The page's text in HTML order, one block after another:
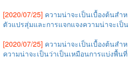
[2020/07/25] ความน่าจะเป็นเบื้องต้นส
ตัวแปรสุ่มและการแจกแจงความน่าจะเป็
[2020/07/25] ความน่าจะเป็นเบื้องต้นสำ
ความน่าจะเป็นว่าเป็นเหมือนการแบ่งพื้นที่